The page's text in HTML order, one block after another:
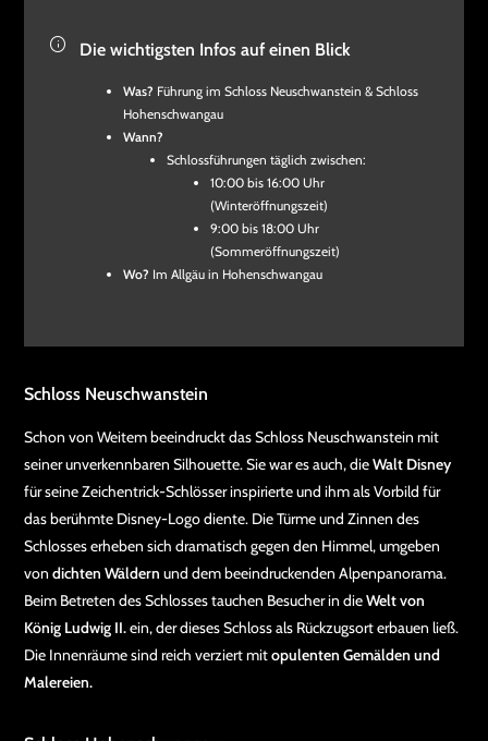
Die wichtigsten Infos auf einen Blick
Was? Führung im Schloss Neuschwanstein & Schloss
Hohenschwangau
Wann?
Schlossführungen täglich zwischen:
10:00 bis 16:00 Uhr
(Winteröffnungszeit)
9:00 bis 18:00 Uhr
(Sommeröffnungszeit)
Wo? Im Allgäu in Hohenschwangau
Schloss Neuschwanstein
Schon von Weitem beeindruckt das Schloss Neuschwanstein mit
seiner unverkennbaren Silhouette. Sie war es auch, dieWalt Disney
für seine Zeichentrick-Schlösser inspirierte und ihm als Vorbild für
das berühmte Disney-Logo diente. Die Türme und Zinnen des
Schlosses erheben sich dramatisch gegen den Himmel, umgeben
von dichten Wäldern und dem beeindruckenden Alpenpanorama.
Beim Betreten des Schlosses tauchen Besucher in dieWelt von
König Ludwig II.ein, der dieses Schloss als Rückzugsort erbauen ließ.
Die Innenräume sind reich verziert mitopulenten Gemälden und
Malereien.